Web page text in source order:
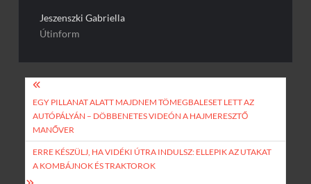
Jeszenszki Gabriella
Útinform
Bejegyzés
navigáció
EGY PILLANAT ALATT MAJDNEM TÖMEGBALESET LETT AZ
AUTÓPÁLYÁN – DÖBBENETES VIDEÓN A HAJMERESZTŐ
MANŐVER
ERRE KÉSZÜLJ, HA VIDÉKI ÚTRA INDULSZ: ELLEPIK AZ UTAKAT
A KOMBÁJNOK ÉS TRAKTOROK